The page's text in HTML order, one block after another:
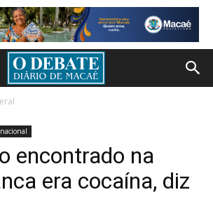
encontrado na
era cocaína, diz